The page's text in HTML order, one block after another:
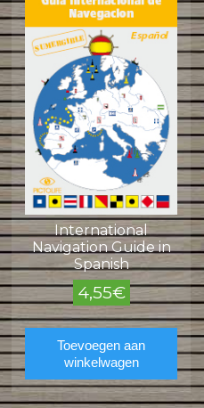
International
Navigation Guide in
Spanish
4,55€
Toevoegen aan
winkelwagen